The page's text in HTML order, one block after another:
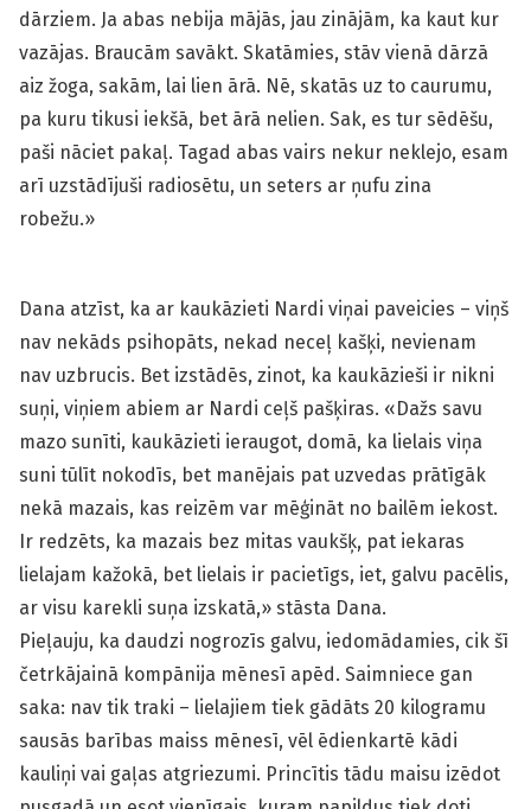
dārziem. Ja abas nebija mājās, jau zinājām, ka kaut kur
vazājas. Braucām savākt. Skatāmies, stāv vienā dārzā
aiz žoga, sakām, lai lien ārā. Nē, skatās uz to caurumu,
pa kuru tikusi iekšā, bet ārā nelien. Sak, es tur sēdēšu,
paši nāciet pakaļ. Tagad abas vairs nekur neklejo, esam
arī uzstādījuši radiosētu, un seters ar ņufu zina
robežu.»
Dana atzīst, ka ar kaukāzieti Nardi viņai paveicies – viņš
nav nekāds psihopāts, nekad neceļ kašķi, nevienam
nav uzbrucis. Bet izstādēs, zinot, ka kaukāzieši ir nikni
suņi, viņiem abiem ar Nardi ceļš pašķiras. «Dažs savu
mazo sunīti, kaukāzieti ieraugot, domā, ka lielais viņa
suni tūlīt nokodīs, bet manējais pat uzvedas prātīgāk
nekā mazais, kas reizēm var mēģināt no bailēm iekost.
Ir redzēts, ka mazais bez mitas vaukšķ, pat iekaras
lielajam kažokā, bet lielais ir pacietīgs, iet, galvu pacēlis,
ar visu karekli suņa izskatā,» stāsta Dana.
Pieļauju, ka daudzi nogrozīs galvu, iedomādamies, cik šī
četr­kājainā kompānija mēnesī apēd. Saimniece gan
saka: nav tik traki – lielajiem tiek gādāts 20 kilo­gramu
sausās barības maiss mēnesī, vēl ēdienkartē kādi
kauliņi vai gaļas atgriezumi. Princītis tādu maisu izēdot